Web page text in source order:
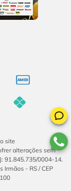
site
alterações sem
91.845.735/0004-14.
Irmãos - RS / CEP